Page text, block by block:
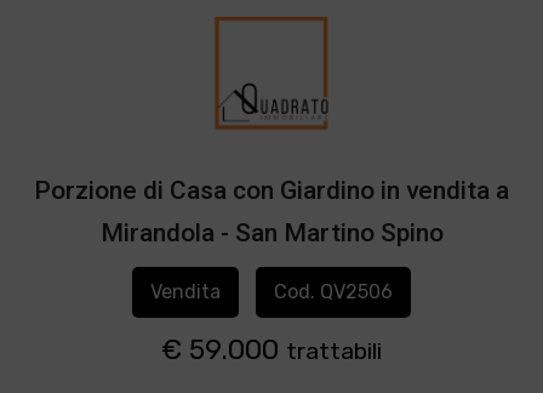
Porzione di Casa con Giardino in vendita a
Mirandola - San Martino Spino
Vendita Cod. QV2506
€ 59.000 trattabili